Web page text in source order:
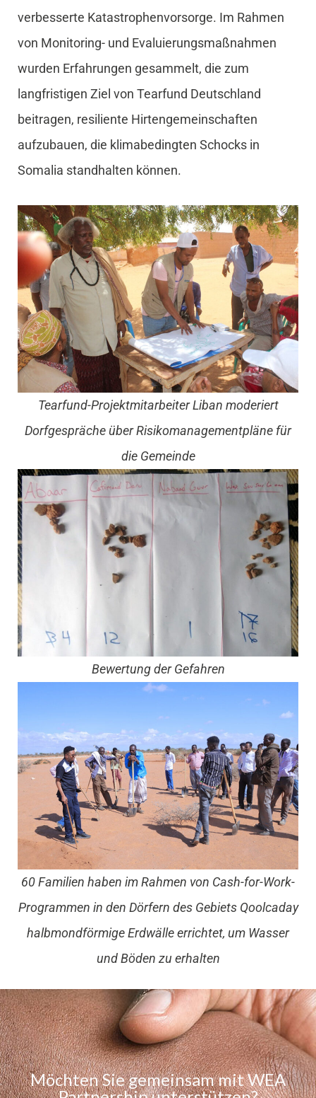
verbesserte Katastrophenvorsorge. Im Rahmen
von Monitoring- und Evaluierungsmaßnahmen
wurden Erfahrungen gesammelt, die zum
langfristigen Ziel von Tearfund Deutschland
beitragen, resiliente Hirtengemeinschaften
aufzubauen, die klimabedingten Schocks in
Somalia standhalten können.
Tearfund-Projektmitarbeiter Liban moderiert
Dorfgespräche über Risikomanagementpläne für
die Gemeinde
Bewertung der Gefahren
60 Familien haben im Rahmen von Cash-for-Work-
Programmen in den Dörfern des Gebiets Qoolcaday
halbmondförmige Erdwälle errichtet, um Wasser
und Böden zu erhalten
Möchten Sie gemeinsam mit WEA